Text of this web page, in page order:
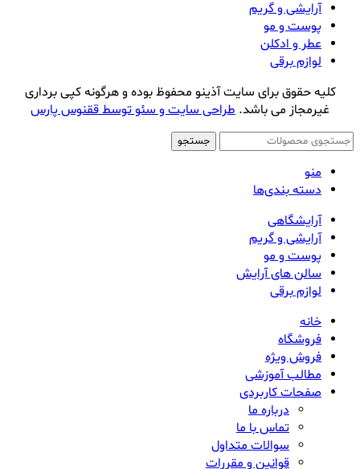
آرایشی و گریم
پوست و مو
عطر و ادکلن
لوازم برقی
کلیه حقوق برای سایت آذینو محفوظ بوده و هرگونه کپی برداری
غیرمجاز می باشد. طراحی سایت و سئو توسط ققنوس پارس
جستجو
منو
دسته بندی‌ها
آرایشگاهی
آرایشی و گریم
پوست و مو
سالن های آرایش
لوازم برقی
خانه
فروشگاه
فروش ویژه
مطالب آموزشی
صفحات کاربردی
درباره ما
تماس با ما
سوالات متداول
قوانین و مقررات